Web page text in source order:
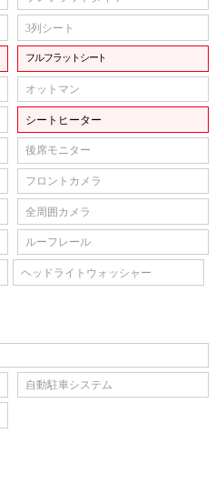
3列シート
フルフラットシート
オットマン
シートヒーター
後席モニター
フロントカメラ
全周囲カメラ
ルーフレール
ヘッドライトウォッシャー
自動駐車システム